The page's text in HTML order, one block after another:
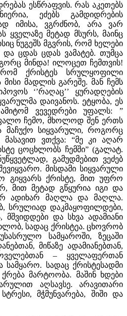
ესწრაფვის. რას აკეთებს
ეძებს გამდიდრების
იმისა, ვგრძნობ, არა ვარ
ყველაზე მეტად მსურს, მაინც
ნუგეშს მგვრის, რომ ხელები
და ცდას ცდას ვამატებ. თუმცა
მინდა! ილოცეთ ჩემთვის!
რომ ქრისტეს სრულყოფილი
მადლის გარეშე. მან ჩემს
‘’რაღაც’’ ყურადღების
დაივანოს. ეტყობა, ეს
ამიტომ ვევედრები უფალს: ”
ჩემო, მხოლოდ შენ ერთს
მაჩუქო სიყვარული, როგორც
ვთქვა: “მე კი აღარ
ცოცხლობს ჩემში” (გალატ.
გამუდმებით ვეძებ
მისდამი სიყვარული
გიყვარს ქრისტე, მით უფრო
მით მეტად გწყურია იგი და
ადიხარ მაღლა და მაღლა.
სრულიად დაკმაყოფილდები,
და სხვა ადამიანი
სადაც ქრისტეა. ცხოვრობ
სამყაროში, ზეცაში
მიწაზე ადამიანებთან,
– ყველაფერთან
სადაც ქრისტესადმი
მარტოობა. მაშინ ხდები
აღსავსე. არავითარი
მჭმუნვარება, შიში და